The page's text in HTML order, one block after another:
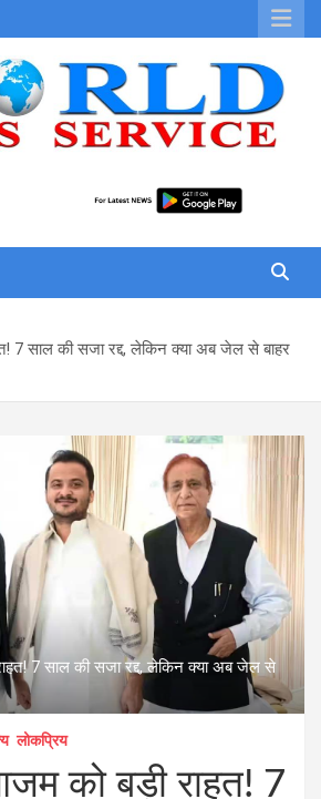
7 साल की सजा रद्द, लेकिन क्या अब जेल से बाहर
7 साल की सजा रद्द, लेकिन क्या अब जेल से
लोकप्रिय
को बड़ी राहत! 7